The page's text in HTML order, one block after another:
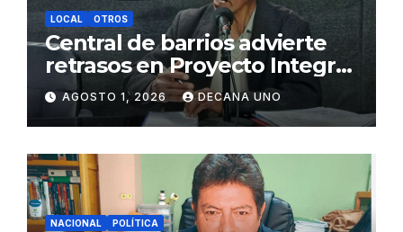
LOCAL OTROS
Central de barrios advierte
retrasos en Proyecto Integral
de Agua y Alcantarillado para
Juliaca
AGOSTO 1, 2026 DECANA UNO
NACIONAL POLÍTICA